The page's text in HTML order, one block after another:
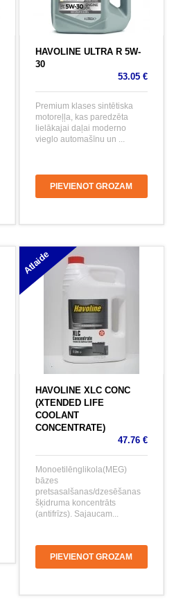
HAVOLINE ULTRA R 5W-
30
53.05 €
Premium klases sintētiska
motoreļļa, kas paredzēta
lielākajai daļai moderno
vieglo automašīnu un ...
PIEVIENOT GROZAM
Atlaide
HAVOLINE XLC CONC
(XTENDED LIFE
COOLANT
CONCENTRATE)
47.76 €
Monoetilēnglikola(MEG)
bāzes
pretsasalšanas/dzesēšanas
šķidruma koncentrāts
(antifrīzs). Sajaucam...
PIEVIENOT GROZAM